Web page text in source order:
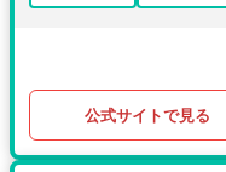
公式サイトで見る